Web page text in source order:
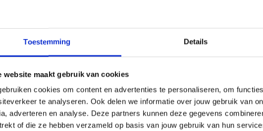
Toestemming Details
website maakt gebruik van cookies
cookies om content en advertenties te personaliseren, om
te analyseren. Ook delen we informatie over jouw gebruik van
adverteren en analyse. Deze partners kunnen deze gegevens
of die ze hebben verzameld op basis van jouw gebruik van hun
Dutchweek in Val
Thorens maakt geen onderscheid in gasten.
singles, vriendengroepen en alle
harte welkom bij de Dutchweek in Val
Les Trois Vallées, waar Val Thorens
geschikt voor elk soort wintersporter